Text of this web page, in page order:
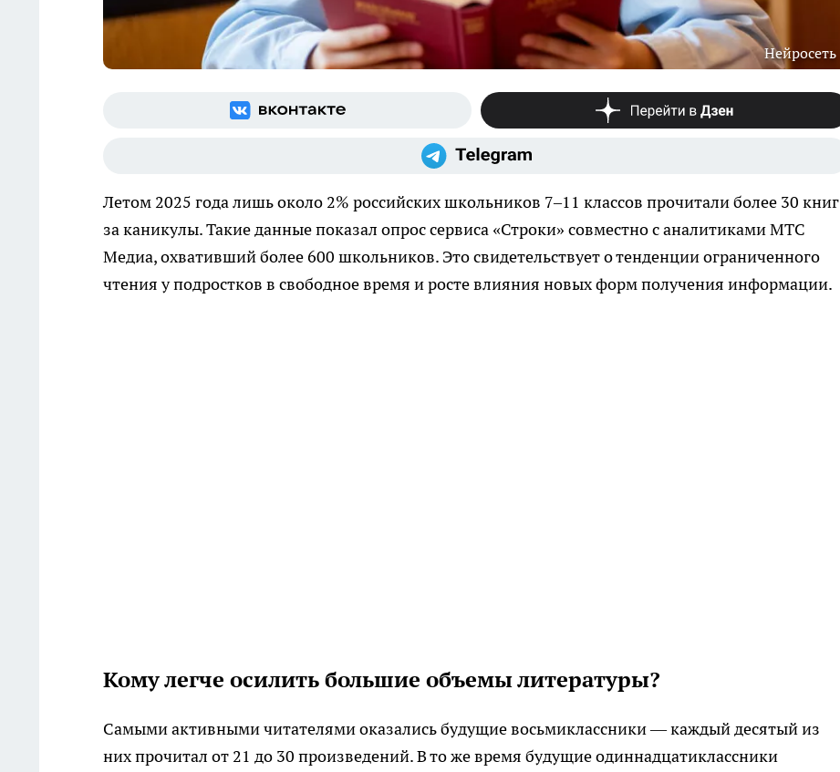
Нейросеть
Летом 2025 года лишь около 2% российских школьников 7–11 классов прочитали более 30 книг
за каникулы. Такие данные показал опрос сервиса «Строки» совместно с аналитиками МТС
Медиа, охвативший более 600 школьников. Это свидетельствует о тенденции ограниченного
чтения у подростков в свободное время и росте влияния новых форм получения информации.
Кому легче осилить большие объемы литературы?
Самыми активными читателями оказались будущие восьмиклассники — каждый десятый из
них прочитал от 21 до 30 произведений. В то же время будущие одиннадцатиклассники